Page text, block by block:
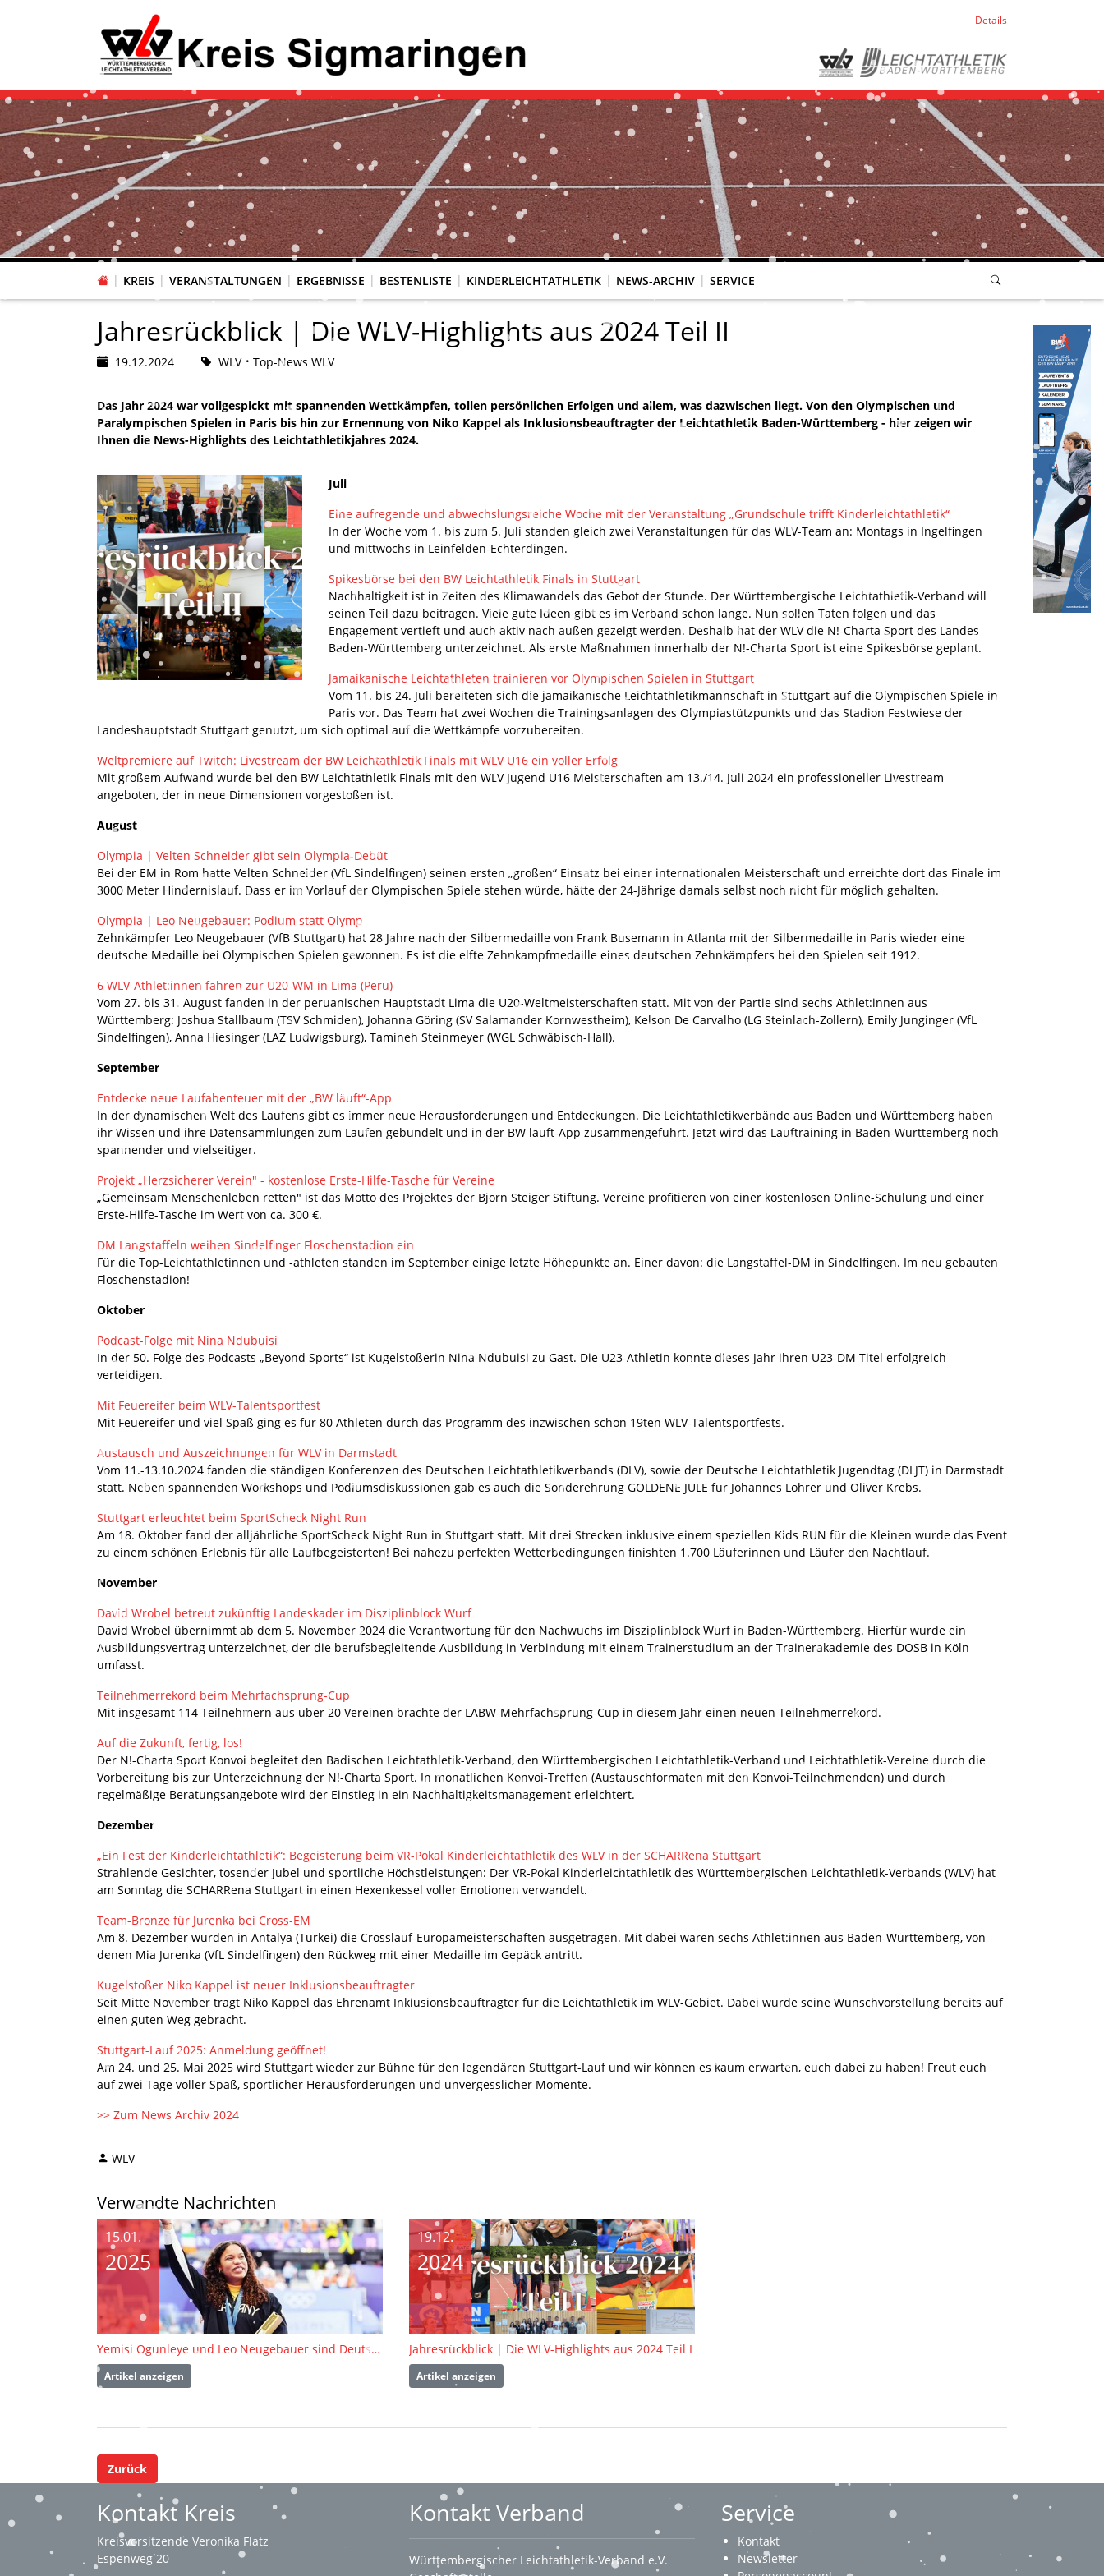
Details
KREIS VERANSTALTUNGEN ERGEBNISSE BESTENLISTE KINDERLEICHTATHLETIK NEWS-ARCHIV SERVICE
Jahresrückblick | Die WLV-Highlights aus 2024 Teil II
19.12.2024 WLV Top-News WLV
Das Jahr 2024 war vollgespickt mit spannenden Wettkämpfen, tollen persönlichen Erfolgen und allem, was dazwischen liegt. Von den Olympischen und
Paralympischen Spielen in Paris bis hin zur Ernennung von Niko Kappel als Inklusionsbeauftragter der Leichtathletik Baden-Württemberg - hier zeigen wir
Ihnen die News-Highlights des Leichtathletikjahres 2024.
Juli
Eine aufregende und abwechslungsreiche Woche mit der Veranstaltung „Grundschule trifft Kinderleichtathletik“
In der Woche vom 1. bis zum 5. Juli standen gleich zwei Veranstaltungen für das WLV-Team an: Montags in Ingelfingen
und mittwochs in Leinfelden-Echterdingen.
Spikesbörse bei den BW Leichtathletik Finals in Stuttgart
Nachhaltigkeit ist in Zeiten des Klimawandels das Gebot der Stunde. Der Württembergische Leichtathletik-Verband will
seinen Teil dazu beitragen. Viele gute Ideen gibt es im Verband schon lange. Nun sollen Taten folgen und das
Engagement vertieft und auch aktiv nach außen gezeigt werden. Deshalb hat der WLV die N!-Charta Sport des Landes
Baden-Württemberg unterzeichnet. Als erste Maßnahmen innerhalb der N!-Charta Sport ist eine Spikesbörse geplant.
Jamaikanische Leichtathleten trainieren vor Olympischen Spielen in Stuttgart
Vom 11. bis 24. Juli bereiteten sich die jamaikanische Leichtathletikmannschaft in Stuttgart auf die Olympischen Spiele in
Paris vor. Das Team hat zwei Wochen die Trainingsanlagen des Olympiastützpunkts und das Stadion Festwiese der
Landeshauptstadt Stuttgart genutzt, um sich optimal auf die Wettkämpfe vorzubereiten.
Weltpremiere auf Twitch: Livestream der BW Leichtathletik Finals mit WLV U16 ein voller Erfolg
Mit großem Aufwand wurde bei den BW Leichtathletik Finals mit den WLV Jugend U16 Meisterschaften am 13./14. Juli 2024 ein professioneller Livestream
angeboten, der in neue Dimensionen vorgestoßen ist.
August
Olympia | Velten Schneider gibt sein Olympia-Debüt
Bei der EM in Rom hatte Velten Schneider (VfL Sindelfingen) seinen ersten „großen“ Einsatz bei einer internationalen Meisterschaft und erreichte dort das Finale im
3000 Meter Hindernislauf. Dass er im Vorlauf der Olympischen Spiele stehen würde, hätte der 24-Jährige damals selbst noch nicht für möglich gehalten.
Olympia | Leo Neugebauer: Podium statt Olymp
Zehnkämpfer Leo Neugebauer (VfB Stuttgart) hat 28 Jahre nach der Silbermedaille von Frank Busemann in Atlanta mit der Silbermedaille in Paris wieder eine
deutsche Medaille bei Olympischen Spielen gewonnen. Es ist die elfte Zehnkampfmedaille eines deutschen Zehnkämpfers bei den Spielen seit 1912.
6 WLV-Athlet:innen fahren zur U20-WM in Lima (Peru)
Vom 27. bis 31. August fanden in der peruanischen Hauptstadt Lima die U20-Weltmeisterschaften statt. Mit von der Partie sind sechs Athlet:innen aus
Württemberg: Joshua Stallbaum (TSV Schmiden), Johanna Göring (SV Salamander Kornwestheim), Kelson De Carvalho (LG Steinlach-Zollern), Emily Junginger (VfL
Sindelfingen), Anna Hiesinger (LAZ Ludwigsburg), Tamineh Steinmeyer (WGL Schwäbisch-Hall).
September
Entdecke neue Laufabenteuer mit der „BW läuft“-App
In der dynamischen Welt des Laufens gibt es immer neue Herausforderungen und Entdeckungen. Die Leichtathletikverbände aus Baden und Württemberg haben
ihr Wissen und ihre Datensammlungen zum Laufen gebündelt und in der BW läuft-App zusammengeführt. Jetzt wird das Lauftraining in Baden-Württemberg noch
spannender und vielseitiger.
Projekt „Herzsicherer Verein" - kostenlose Erste-Hilfe-Tasche für Vereine
„Gemeinsam Menschenleben retten" ist das Motto des Projektes der Björn Steiger Stiftung. Vereine profitieren von einer kostenlosen Online-Schulung und einer
Erste-Hilfe-Tasche im Wert von ca. 300 €.
DM Langstaffeln weihen Sindelfinger Floschenstadion ein
Für die Top-Leichtathletinnen und -athleten standen im September einige letzte Höhepunkte an. Einer davon: die Langstaffel-DM in Sindelfingen. Im neu gebauten
Floschenstadion!
Oktober
Podcast-Folge mit Nina Ndubuisi
In der 50. Folge des Podcasts „Beyond Sports“ ist Kugelstoßerin Nina Ndubuisi zu Gast. Die U23-Athletin konnte dieses Jahr ihren U23-DM Titel erfolgreich
verteidigen.
Mit Feuereifer beim WLV-Talentsportfest
Mit Feuereifer und viel Spaß ging es für 80 Athleten durch das Programm des inzwischen schon 19ten WLV-Talentsportfests.
Austausch und Auszeichnungen für WLV in Darmstadt
Vom 11.-13.10.2024 fanden die ständigen Konferenzen des Deutschen Leichtathletikverbands (DLV), sowie der Deutsche Leichtathletik Jugendtag (DLJT) in Darmstadt
statt. Neben spannenden Workshops und Podiumsdiskussionen gab es auch die Sonderehrung GOLDENE JULE für Johannes Lohrer und Oliver Krebs.
Stuttgart erleuchtet beim SportScheck Night Run
Am 18. Oktober fand der alljährliche SportScheck Night Run in Stuttgart statt. Mit drei Strecken inklusive einem speziellen Kids RUN für die Kleinen wurde das Event
zu einem schönen Erlebnis für alle Laufbegeisterten! Bei nahezu perfekten Wetterbedingungen finishten 1.700 Läuferinnen und Läufer den Nachtlauf.
November
David Wrobel betreut zukünftig Landeskader im Disziplinblock Wurf
David Wrobel übernimmt ab dem 5. November 2024 die Verantwortung für den Nachwuchs im Disziplinblock Wurf in Baden-Württemberg. Hierfür wurde ein
Ausbildungsvertrag unterzeichnet, der die berufsbegleitende Ausbildung in Verbindung mit einem Trainerstudium an der Trainerakademie des DOSB in Köln
umfasst.
Teilnehmerrekord beim Mehrfachsprung-Cup
Mit insgesamt 114 Teilnehmern aus über 20 Vereinen brachte der LABW-Mehrfachsprung-Cup in diesem Jahr einen neuen Teilnehmerrekord.
Auf die Zukunft, fertig, los!
Der N!-Charta Sport Konvoi begleitet den Badischen Leichtathletik-Verband, den Württembergischen Leichtathletik-Verband und Leichtathletik-Vereine durch die
Vorbereitung bis zur Unterzeichnung der N!-Charta Sport. In monatlichen Konvoi-Treffen (Austauschformaten mit den Konvoi-Teilnehmenden) und durch
regelmäßige Beratungsangebote wird der Einstieg in ein Nachhaltigkeitsmanagement erleichtert.
Dezember
„Ein Fest der Kinderleichtathletik“: Begeisterung beim VR-Pokal Kinderleichtathletik des WLV in der SCHARRena Stuttgart
Strahlende Gesichter, tosender Jubel und sportliche Höchstleistungen: Der VR-Pokal Kinderleichtathletik des Württembergischen Leichtathletik-Verbands (WLV) hat
am Sonntag die SCHARRena Stuttgart in einen Hexenkessel voller Emotionen verwandelt.
Team-Bronze für Jurenka bei Cross-EM
Am 8. Dezember wurden in Antalya (Türkei) die Crosslauf-Europameisterschaften ausgetragen. Mit dabei waren sechs Athlet:innen aus Baden-Württemberg, von
denen Mia Jurenka (VfL Sindelfingen) den Rückweg mit einer Medaille im Gepäck antritt.
Kugelstoßer Niko Kappel ist neuer Inklusionsbeauftragter
Seit Mitte November trägt Niko Kappel das Ehrenamt Inklusionsbeauftragter für die Leichtathletik im WLV-Gebiet. Dabei wurde seine Wunschvorstellung bereits auf
einen guten Weg gebracht.
Stuttgart-Lauf 2025: Anmeldung geöffnet!
Am 24. und 25. Mai 2025 wird Stuttgart wieder zur Bühne für den legendären Stuttgart-Lauf und wir können es kaum erwarten, euch dabei zu haben! Freut euch
auf zwei Tage voller Spaß, sportlicher Herausforderungen und unvergesslicher Momente.
>> Zum News Archiv 2024
WLV
Verwandte Nachrichten
15.01.
2025
Yemisi Ogunleye und Leo Neugebauer sind Deutschlands „Leichtathleten des Jahres“ 2024
Artikel anzeigen
19.12.
2024
Jahresrückblick | Die WLV-Highlights aus 2024 Teil I
Artikel anzeigen
Zurück
Kontakt Kreis
Kreisvorsitzende Veronika Flatz
Espenweg 20
Kontakt Verband
Württembergischer Leichtathletik-Verband e.V.
Service
Kontakt
Newsletter